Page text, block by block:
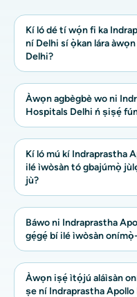
Kí ló dé tí wọ́n fi ka
ní Delhi sí ọ̀kan lára
Delhi?
Àwọn agbègbè wo ni
Hospitals Delhi ń ṣiṣẹ́
Kí ló mú kí Indraprastha
ilé ìwòsàn tó gbajúmọ̀
jù?
Báwo ni Indraprastha
gẹ́gẹ́ bí ilé ìwòsàn
Àwọn iṣẹ́ ìtọ́jú aláìsàn
ṣe ní Indraprastha